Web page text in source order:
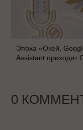
Эпоха «Окей,
Assistant приходит
0